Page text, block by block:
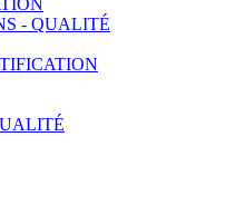
- QUALITÉ